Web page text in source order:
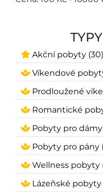
Akční pobyty (30)
Víkendové
Prodloužené
Romantické
Pobyty pro dámy
Pobyty pro pány
Wellness pobyty
Lázeňské pobyty